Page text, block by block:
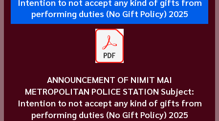
performing duties (No Gift Policy) 2025
ANNOUNCEMENT OF NIMIT MAI
METROPOLITAN POLICE STATION Subject:
Intention to not accept any kind of gifts from
performing duties (No Gift Policy) 2025